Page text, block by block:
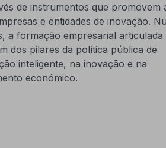
de instrumentos que promovem
e entidades de inovação.
a formação empresarial articulada
dos pilares da política pública de
inteligente, na inovação e na
económico.